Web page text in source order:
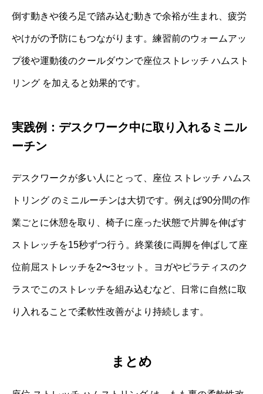
倒す動きや後ろ足で踏み込む動きで余裕が生まれ、疲労
やけがの予防にもつながります。練習前のウォームアッ
プ後や運動後のクールダウンで座位ストレッチ ハムスト
リング を加えると効果的です。
実践例：デスクワーク中に取り入れるミニル
ーチン
デスクワークが多い人にとって、座位 ストレッチ ハムス
トリング のミニルーチンは大切です。例えば90分間の作
業ごとに休憩を取り、椅子に座った状態で片脚を伸ばす
ストレッチを15秒ずつ行う。終業後に両脚を伸ばして座
位前屈ストレッチを2〜3セット。ヨガやピラティスのク
ラスでこのストレッチを組み込むなど、日常に自然に取
り入れることで柔軟性改善がより持続します。
まとめ